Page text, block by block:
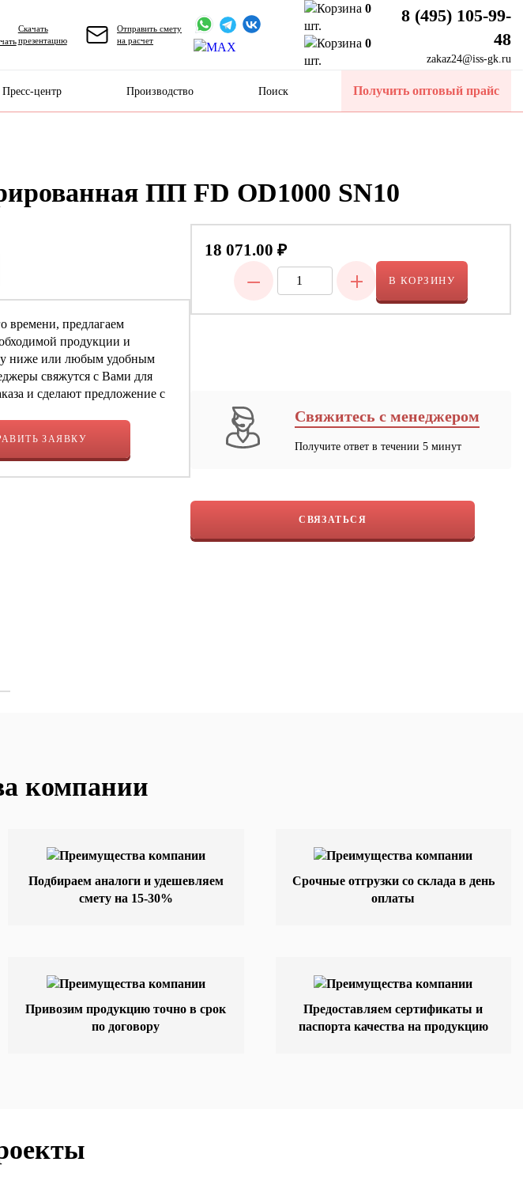
Скачать
презентацию
Отправить смету
на расчет
0
шт.
0
шт.
8 (495) 105-99-
48
zakaz24@iss-gk.ru
Пресс-центр Производство Поиск Получить оптовый прайс
ПП FD OD1000 SN10
времени, предлагаем
продукции и
ниже или любым удобным
свяжутся с Вами для
и сделают предложение с
ЗАЯВКУ
18 071.00₽
− + В КОРЗИНУ
Свяжитесь с менеджером
Получите ответ в течении 5 минут
СВЯЗАТЬСЯ
компании
Подбираем аналоги и удешевляем
смету на 15-30%
Срочные отгрузки со склада в день
оплаты
Привозим продукцию точно в срок
по договору
Предоставляем сертификаты и
паспорта качества на продукцию